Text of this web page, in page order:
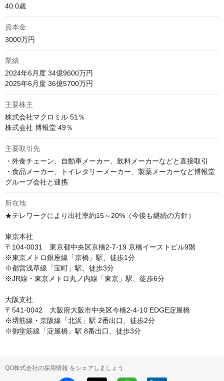
40.0歳
資本金
3000万円
業績
2024年6月度 34億9600万円
2025年6月度 36億5700万円
主要株主
株式会社マクロミル 51％
株式会社 博報堂 49％
主要取引先
・外食チェーン、自動車メーカー、飲料メーカーなどと直接取引
・食品メーカー、トイレタリーメーカー、製薬メーカーなど博報堂
グループ会社と連携
所在地
★テレワークにより出社率約15～20%（今後も継続の方針）
東京本社
〒104-0031　東京都中央区京橋2-7-19 京橋イーストビル9階
※東京メトロ銀座線「京橋」駅、徒歩1分
※都営浅草線「宝町」駅、徒歩3分
※JR線・東京メトロ丸ノ内線「東京」駅、徒歩6分
大阪支社
〒541-0042　大阪府大阪市中央区今橋2-4-10 EDGE淀屋橋
※堺筋線・京阪線「北浜」駅 2番出口、徒歩2分
※御堂筋線「淀屋橋」駅 8番出口、徒歩3分
QO株式会社の採用情報 をシェアしましょう